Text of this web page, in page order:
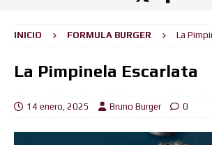
INICIO FORMULA BURGER La
La Pimpinela Escarlata
14 enero, 2025 Bruno Burger 0